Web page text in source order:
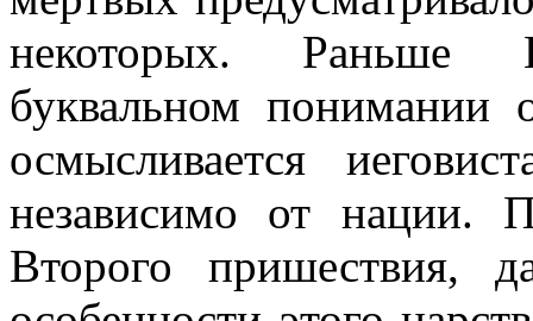
некоторых. Раньше
буквальном понимании
осмысливается
независимо от нации.
Второго пришествия,